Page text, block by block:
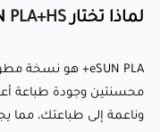
🔹 سطح أملس: ينتج
إعدادات الطباعة
لماذا تختار eSUNPLA+HS
محسنتين وجودة طباعة
وناعمة إلى طباعتك، مما